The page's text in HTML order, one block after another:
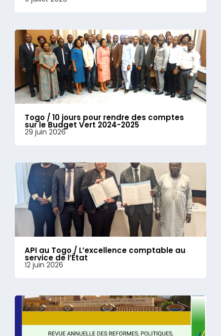
Togo / 10 jours pour rendre des comptes
sur le Budget Vert 2024-2025
29 juin 2026
API au Togo / L’excellence comptable au
service de l’État
12 juin 2026